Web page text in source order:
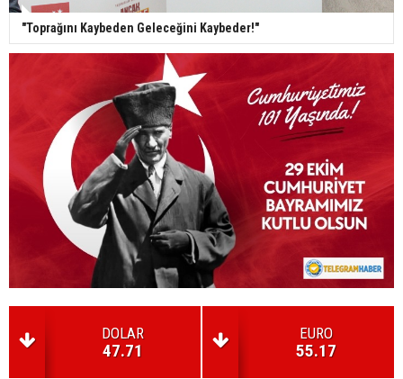
"Toprağını Kaybeden Geleceğini Kaybeder!"
DOLAR
47.71
EURO
55.17